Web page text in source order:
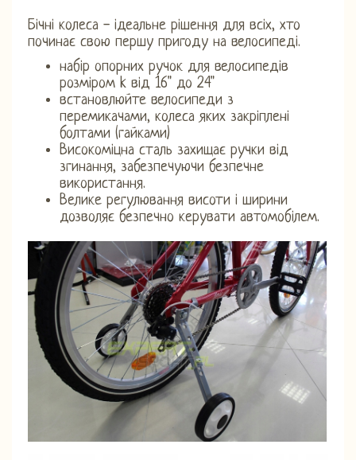
Бічні колеса - ідеальне рішення для всіх, хто
починає свою першу пригоду на велосипеді.
набір опорних ручок для велосипедів
розміром k від 16" до 24"
встановлюйте велосипеди з
перемикачами, колеса яких закріплені
болтами (гайками)
Високоміцна сталь захищає ручки від
згинання, забезпечуючи безпечне
використання.
Велике регулювання висоти і ширини
дозволяє безпечно керувати автомобілем.